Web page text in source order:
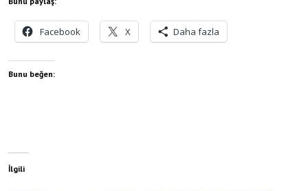
Facebook X Daha fazla
Bunu beğen:
İlgili